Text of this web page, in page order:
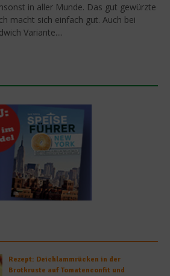
in aller Munde. Das gut gewürzte
macht sich einfach gut. Auch bei
Variante....
Rezept: Deichlammrücken in der
Brotkruste auf Tomatenconfit und